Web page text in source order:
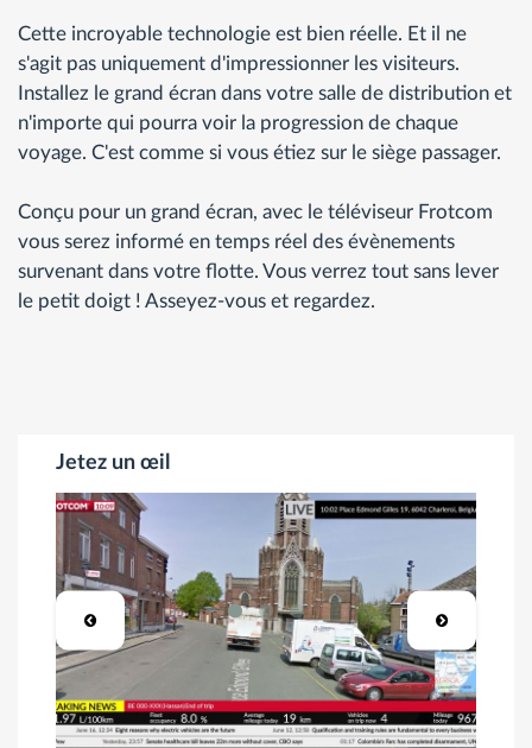
Cette incroyable technologie est bien réelle. Et il ne
s'agit pas uniquement d'impressionner les visiteurs.
Installez le grand écran dans votre salle de distribution et
n'importe qui pourra voir la progression de chaque
voyage. C'est comme si vous étiez sur le siège passager.
Conçu pour un grand écran, avec le téléviseur Frotcom
vous serez informé en temps réel des évènements
survenant dans votre flotte. Vous verrez tout sans lever
le petit doigt ! Asseyez-vous et regardez.
Jetez un œil